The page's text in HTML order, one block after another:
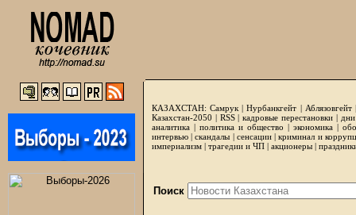
КАЗАХСТАН: Самрук |Нурбанкгейт | Аблязовгейт
Казахстан-2050 | RSS|кадровые перестановки|
аналитика | политика и общество | экономика |
интервью |скандалы | сенсации|криминал и
империализм | трагедии и ЧП | акционеры |
Поиск